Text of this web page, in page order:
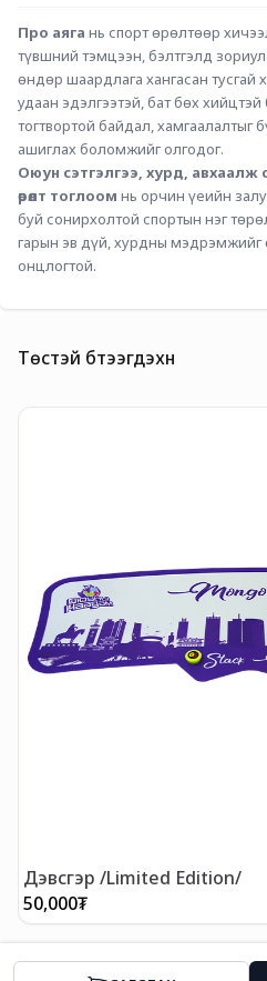
Про аяга нь спорт өрөлтөөр
түвшний тэмцээн, бэлтгэлд
өндөр шаардлага хангасан тусгай
удаан эдэлгээтэй, бат бөх
тогтвортой байдал, хамгаалалтыг
ашиглах боломжийг олгодог.
Оюун сэтгэлгээ, хурд, авхаалж
өрөлт тоглоом нь орчин үеийн
буй сонирхолтой спортын нэг
гарын эв дүй, хурдны
онцлогтой.
Төстэй бүтээгдэхүүн
Дэвсгэр /Limited Edition/
50,000₮